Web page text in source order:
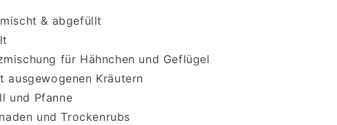
& abgefüllt
für Hähnchen und Geflügel
ausgewogenen Kräutern
und Pfanne
und Trockenrubs